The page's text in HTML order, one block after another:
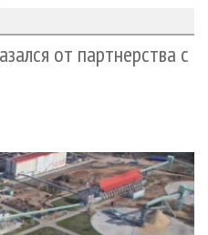
ПЛИТ
от партнерства с